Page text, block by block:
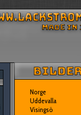
Norge
Uddevalla
Visingsö